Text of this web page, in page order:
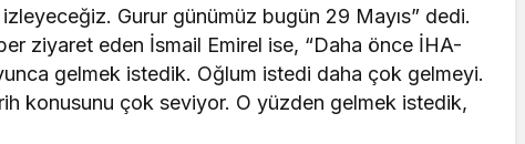
Gurur günümüz bugün 29 Mayıs” dedi.
ziyaret eden İsmail Emirel ise, “Daha önce İHA-
gelmek istedik. Oğlum istedi daha çok gelmeyi.
konusunu çok seviyor. O yüzden gelmek istedik,